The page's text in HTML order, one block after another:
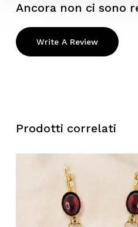
Ancora non ci sono
Write A Review
Prodotti correlati